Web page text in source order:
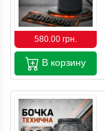
580.00 грн.
В корзину